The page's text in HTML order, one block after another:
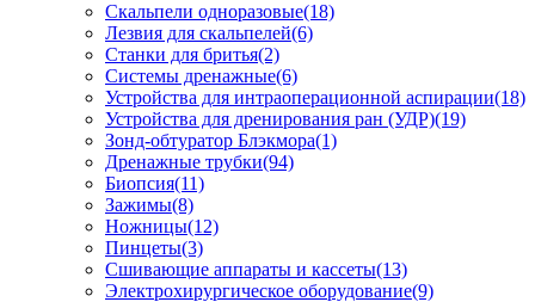
Скальпели одноразовые(18)
Лезвия для скальпелей(6)
Станки для бритья(2)
Системы дренажные(6)
Устройства для интраоперационной аспирации(18)
Устройства для дренирования ран (УДР)(19)
Зонд-обтуратор Блэкмора(1)
Дренажные трубки(94)
Биопсия(11)
Зажимы(8)
Ножницы(12)
Пинцеты(3)
Сшивающие аппараты и кассеты(13)
Электрохирургическое оборудование(9)